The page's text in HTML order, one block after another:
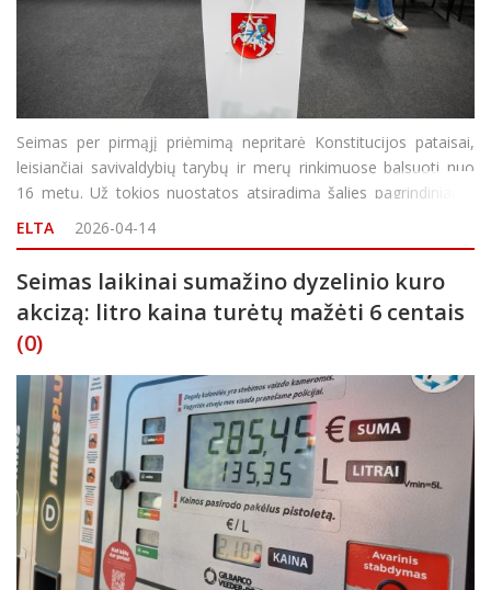
Seimas per pirmąjį priėmimą nepritarė Konstitucijos pataisai,
leisiančiai savivaldybių tarybų ir merų rinkimuose balsuoti nuo
16 metų. Už tokios nuostatos atsiradimą šalies pagrindiniame
dokumente antradienį balsavo 87 Seimo nariai, 12 buvo prieš,
14 susilaikė. Tam, kad Konstituc
ELTA 2026-04-14
Seimas laikinai sumažino dyzelinio kuro
akcizą: litro kaina turėtų mažėti 6 centais
(0)